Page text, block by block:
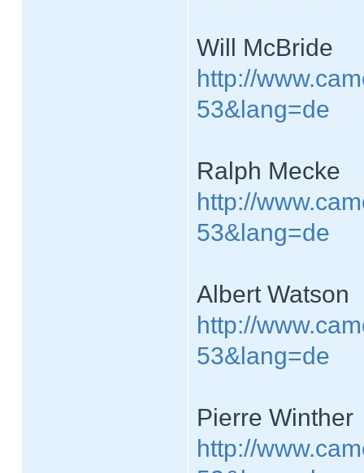
Will McBride
http://
53&lang=de
Ralph Mecke
http://
53&lang=de
Albert Watson
http://
53&lang=de
Pierre Winther
http://